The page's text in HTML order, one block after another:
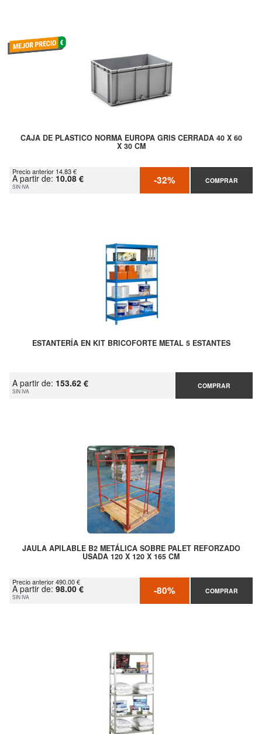
CAJA DE PLASTICO NORMA EUROPA GRIS CERRADA 40 X 60
X 30 CM
Precio anterior 14.83 €
A partir de: 10.08 €
SIN IVA -32% COMPRAR
ESTANTERÍA EN KIT BRICOFORTE METAL 5 ESTANTES
A partir de: 153.62 €
SIN IVA
COMPRAR
JAULA APILABLE B2 METÁLICA SOBRE PALET REFORZADO
USADA 120 X 120 X 165 CM
Precio anterior 490.00 €
A partir de: 98.00 €
SIN IVA -80% COMPRAR